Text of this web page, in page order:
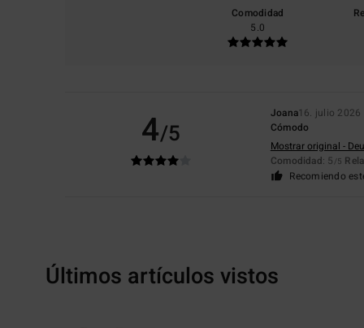
Comodidad
5.0
4/5
Joana16. julio 2026
Cómodo
Mostrar original -
Comodidad: 5 /5
Recomiendo
Últimos artículos vistos